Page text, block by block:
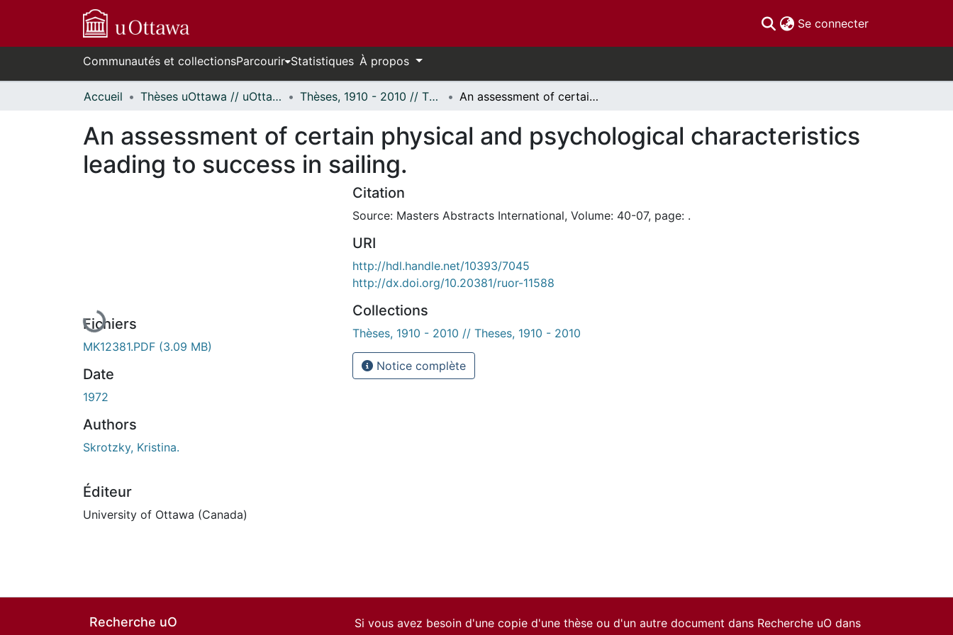
Se connecter(current)
Communautés et collectionsParcourir Statistiques À propos
Accueil Thèses uOttawa // uOttawa Theses Thèses, 1910 - 2010 // Theses, 1910 - 2010 An assessment of certain physical and psychological characteristics leading to success in sailing.
An assessment of certain physical and psychological characteristics
leading to success in sailing.
En cours de chargement...
Fichiers
MK12381.PDF (3.09 MB)
Date
1972
Authors
Skrotzky, Kristina.
Éditeur
University of Ottawa (Canada)
Citation
Source: Masters Abstracts International, Volume: 40-07, page: .
URI
http://hdl.handle.net/10393/7045
http://dx.doi.org/10.20381/ruor-11588
Collections
Thèses, 1910 - 2010 // Theses, 1910 - 2010
Notice complète
Recherche uO
Si vous avez besoin d'une copie d'une thèse ou d'un autre document dans Recherche uO dans